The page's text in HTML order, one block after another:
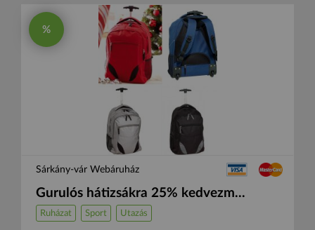
%
Sárkány-vár Webáruház
Gurulós hátizsákra 25% kedvezm...
Ruházat Sport Utazás